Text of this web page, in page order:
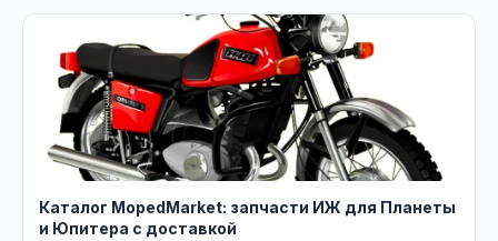
Каталог MopedMarket: запчасти ИЖ для Планеты
и Юпитера с доставкой